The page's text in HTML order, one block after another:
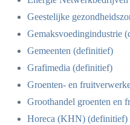
Geestelijke
Gemaksvoedingindustrie
Gemeenten (definitief)
Grafimedia (definitief)
Groenten- en
Groothandel groenten en
Horeca (KHN) (definitief)